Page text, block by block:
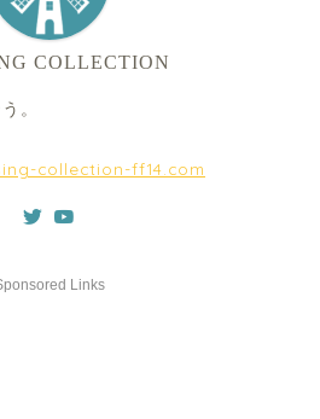
COLLECTION
。
collection-ff14.com
Links